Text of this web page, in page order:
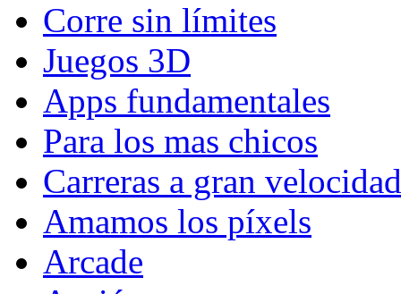
Corre sin límites
Juegos 3D
Apps fundamentales
Para los mas chicos
Carreras a gran velocidad
Amamos los píxels
Arcade